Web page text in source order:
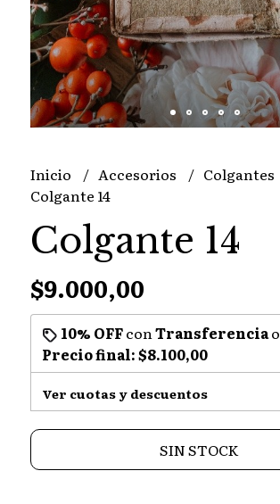
Inicio Accesorios
Colgantes
Colgante 14
Colgante 14
$9.000,00
10% OFFcon Transferenciao
Precio final:$8.100,00
Ver cuotas y descuentos
SIN STOCK